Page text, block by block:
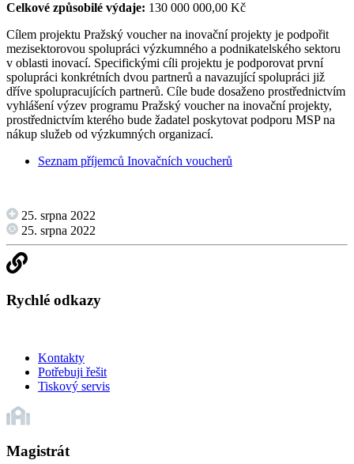
Celkové způsobilé výdaje: 130 000 000,00 Kč
Cílem projektu Pražský voucher na inovační projekty je podpořit
mezisektorovou spolupráci výzkumného a podnikatelského sektoru
v oblasti inovací. Specifickými cíli projektu je podporovat první
spolupráci konkrétních dvou partnerů a navazující spolupráci již
dříve spolupracujících partnerů. Cíle bude dosaženo prostřednictvím
vyhlášení výzev programu Pražský voucher na inovační projekty,
prostřednictvím kterého bude žadatel poskytovat podporu MSP na
nákup služeb od výzkumných organizací.
Seznam příjemců Inovačních voucherů
25. srpna 2022
25. srpna 2022
Rychlé odkazy
Kontakty
Potřebuji řešit
Tiskový servis
Magistrát